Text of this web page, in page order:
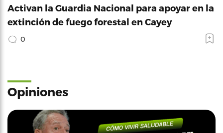
Activan la Guardia Nacional para apoyar en la
extinción de fuego forestal en Cayey
0
Opiniones